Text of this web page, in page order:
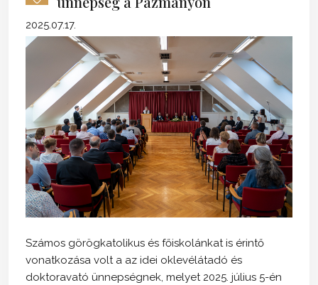
2025.07.17.
Számos görögkatolikus és főiskolánkat is érintő
vonatkozása volt a az idei oklevélátadó és
doktoravató ünnepségnek, melyet 2025. július 5-én